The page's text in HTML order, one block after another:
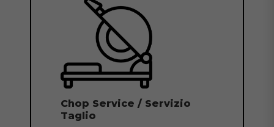
Chop Service / Servizio
Taglio